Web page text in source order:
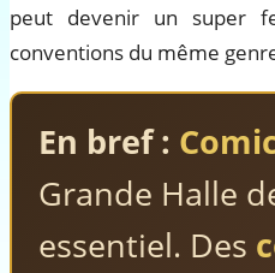
peut devenir un super
conventions du même
En bref :
Grande Halle
essentiel. Des